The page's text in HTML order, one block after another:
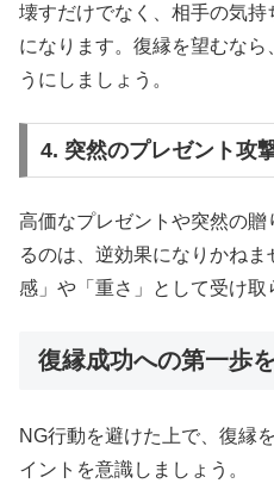
壊すだけでなく、相手の気
になります。復縁を望むな
うにしましょう。
4. 突然のプレゼント攻
高価なプレゼントや突然の
るのは、逆効果になりかね
感」や「重さ」として受け取
復縁成功への第一歩
NG行動を避けた上で、復縁
イントを意識しましょう。